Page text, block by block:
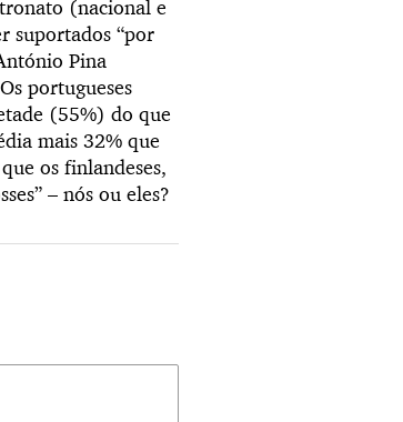
(nacional e
suportados “por
Pina
portugueses
(55%) do que
mais 32% que
os finlandeses,
– nós ou eles?